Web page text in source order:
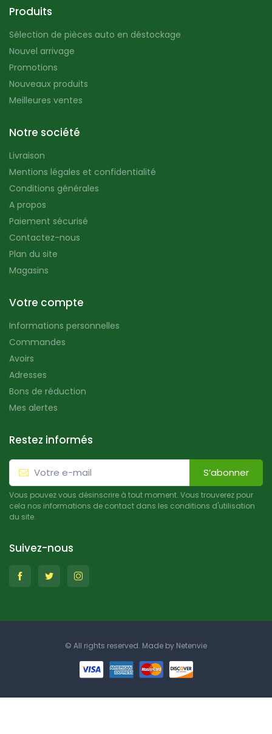
Produits
Sélection de pièces auto en déstockage
Nouvel arrivage
Promotions
Nouveaux produits
Meilleures ventes
Notre société
Livraison
Mentions légales et confidentialité
Conditions générales
A propos
Paiement sécurisé
Contactez-nous
Plan du site
Magasins
Votre compte
Informations personnelles
Commandes
Avoirs
Adresses
Bons de réduction
Mes alertes
Restez informés
S’abonner
Vous pouvez vous désinscrire à tout moment. Vous trouverez pour
cela nos informations de contact dans les conditions d'utilisation
du site.
Suivez-nous
© All rights reserved. Made by Netenvie